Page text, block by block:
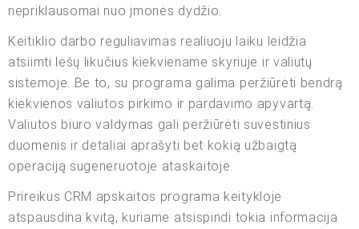
nepriklausomai nuo įmonės dydžio.
Keitiklio darbo reguliavimas realiuoju laiku leidžia
atsiimti lėšų likučius kiekviename skyriuje ir valiutų
sistemoje. Be to, su programa galima peržiūrėti bendrą
kiekvienos valiutos pirkimo ir pardavimo apyvartą.
Valiutos biuro valdymas gali peržiūrėti suvestinius
duomenis ir detaliai aprašyti bet kokią užbaigtą
operaciją sugeneruotoje ataskaitoje.
Prireikus CRM apskaitos programa keitykloje
atspausdina kvitą, kuriame atsispindi tokia informacija